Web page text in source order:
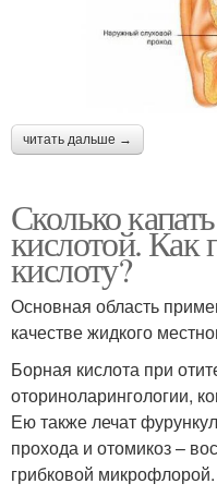
читать дальше →
Сколько
кислотой. Как
кислоту?
Основная область
качестве жидкого
Борная кислота при
оториноларингологии,
Ею также лечат
прохода и отомикоз –
грибковой микрофлорой.